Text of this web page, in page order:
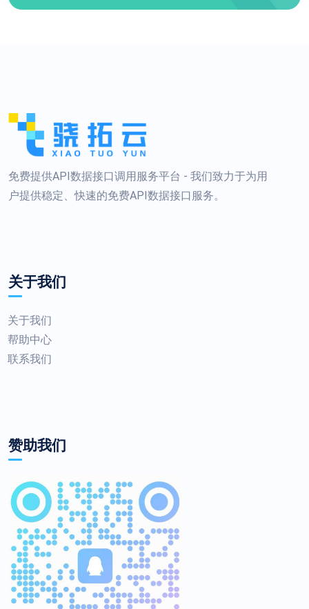
免费提供API数据接口调用服务平台 - 我们致力于为用
户提供稳定、快速的免费API数据接口服务。
关于我们
关于我们
帮助中心
联系我们
赞助我们